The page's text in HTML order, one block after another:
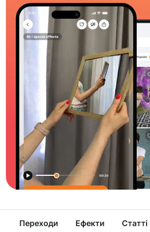
Переходи Ефекти Статті